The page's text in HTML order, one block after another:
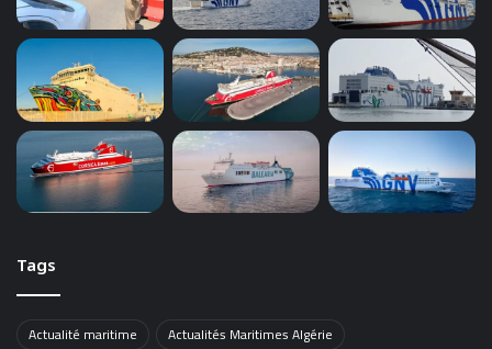
Tags
Actualité maritime
Actualités Maritimes Algérie